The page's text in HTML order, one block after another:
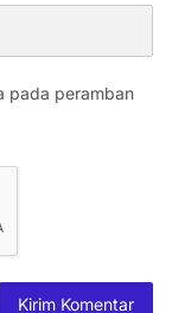
pada peramban